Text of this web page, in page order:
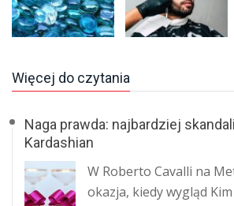
Więcej do czytania
Naga prawda: najbardziej
Kardashian
W Roberto Cavalli na
okazja, kiedy wygląd